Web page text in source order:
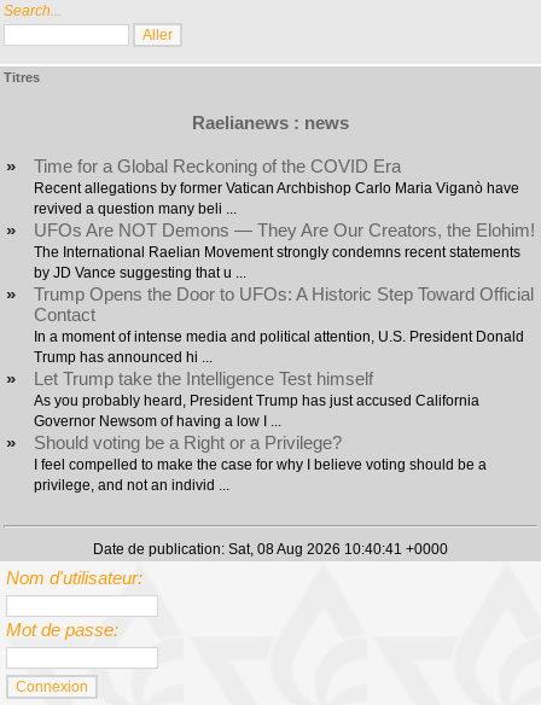
Search...
Titres
Raelianews : news
» Time for a Global Reckoning of the COVID Era
Recent allegations by former Vatican Archbishop Carlo Maria Viganò have
revived a question many beli ...
» UFOs Are NOT Demons — They Are Our Creators, the Elohim!
The International Raelian Movement strongly condemns recent statements
by JD Vance suggesting that u ...
»
Trump Opens the Door to UFOs: A Historic Step Toward Official
Contact
In a moment of intense media and political attention, U.S. President Donald
Trump has announced hi ...
» Let Trump take the Intelligence Test himself
As you probably heard, President Trump has just accused California
Governor Newsom of having a low I ...
» Should voting be a Right or a Privilege?
I feel compelled to make the case for why I believe voting should be a
privilege, and not an individ ...
Date de publication: Sat, 08 Aug 2026 10:40:41 +0000
Nom d'utilisateur:
Mot de passe: